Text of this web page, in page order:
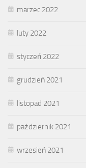
marzec 2022
luty 2022
styczeń 2022
grudzień 2021
listopad 2021
październik 2021
wrzesień 2021